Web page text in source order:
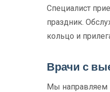
Специалист
праздник.
кольцо и
Врачи с
Мы направляем